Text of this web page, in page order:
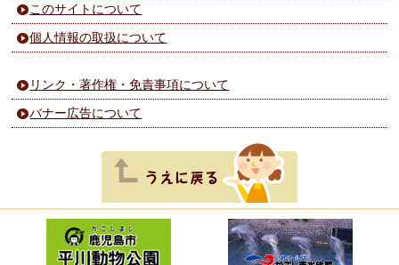
このサイトについて
個人情報の取扱について
リンク・著作権・免責事項について
バナー広告について